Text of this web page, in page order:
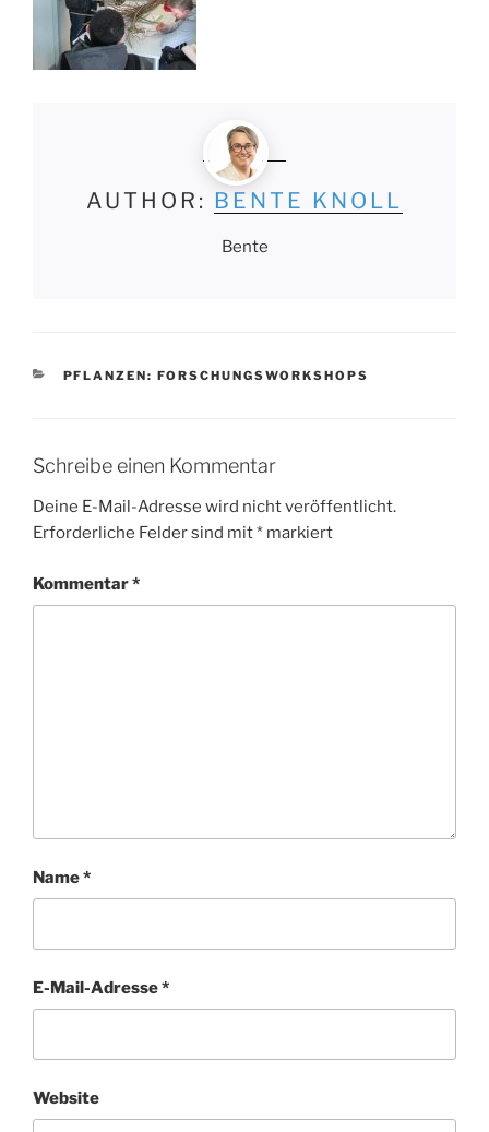
AUTHOR: BENTE KNOLL
Bente
KATEGORIEN
PFLANZEN: FORSCHUNGSWORKSHOPS
Schreibe einen Kommentar
Deine E-Mail-Adresse wird nicht veröffentlicht.
Erforderliche Felder sind mit* markiert
Kommentar*
Name*
E-Mail-Adresse*
Website